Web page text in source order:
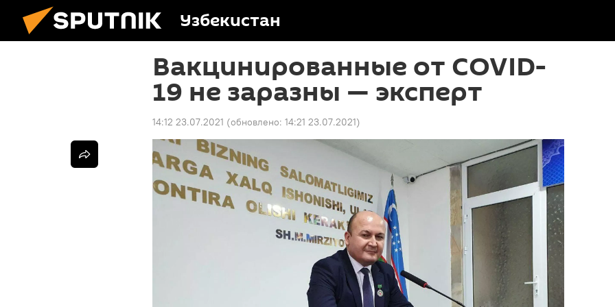
Узбекистан
Вакцинированные от COVID-
19 не заразны — эксперт
14:12 23.07.2021 (обновлено: 14:21 23.07.2021)